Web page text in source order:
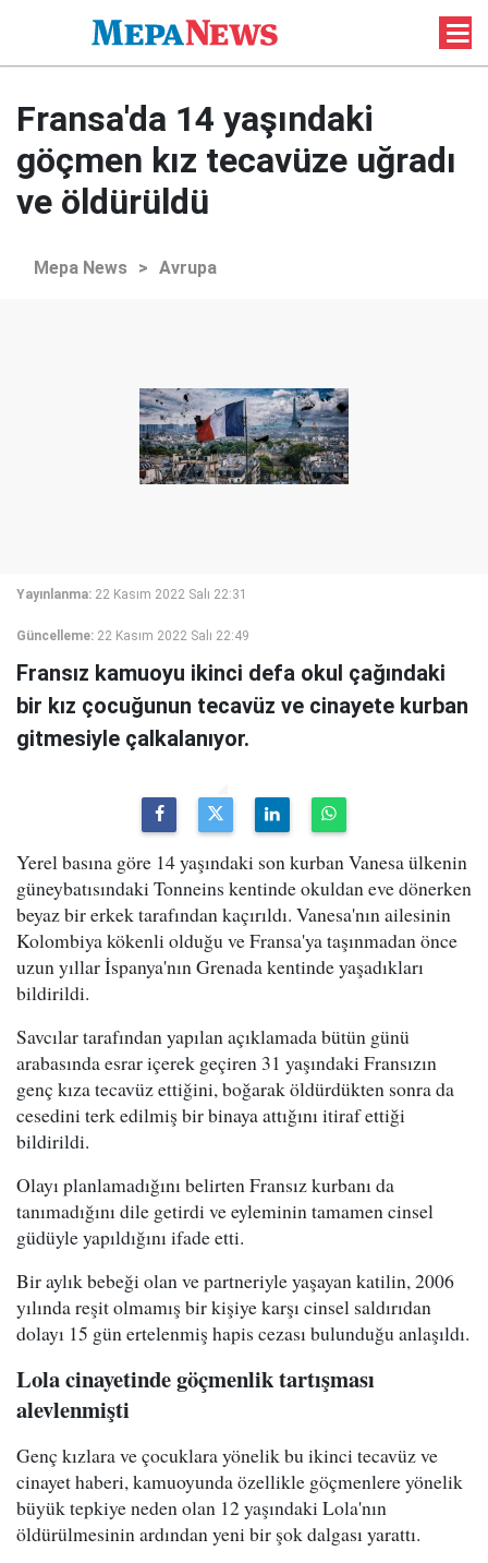
Fransa'da 14 yaşındaki
göçmen kız tecavüze uğradı
ve öldürüldü
Mepa News > Avrupa
Yayınlanma: 22 Kasım 2022 Salı 22:31
Güncelleme: 22 Kasım 2022 Salı 22:49
Fransız kamuoyu ikinci defa okul çağındaki
bir kız çocuğunun tecavüz ve cinayete kurban
gitmesiyle çalkalanıyor.
Yerel basına göre 14 yaşındaki son kurban Vanesa ülkenin
güneybatısındaki Tonneins kentinde okuldan eve dönerken
beyaz bir erkek tarafından kaçırıldı. Vanesa'nın ailesinin
Kolombiya kökenli olduğu ve Fransa'ya taşınmadan önce
uzun yıllar İspanya'nın Grenada kentinde yaşadıkları
bildirildi.
Savcılar tarafından yapılan açıklamada bütün günü
arabasında esrar içerek geçiren 31 yaşındaki Fransızın
genç kıza tecavüz ettiğini, boğarak öldürdükten sonra da
cesedini terk edilmiş bir binaya attığını itiraf ettiği
bildirildi.
Olayı planlamadığını belirten Fransız kurbanı da
tanımadığını dile getirdi ve eyleminin tamamen cinsel
güdüyle yapıldığını ifade etti.
Bir aylık bebeği olan ve partneriyle yaşayan katilin, 2006
yılında reşit olmamış bir kişiye karşı cinsel saldırıdan
dolayı 15 gün ertelenmiş hapis cezası bulunduğu anlaşıldı.
Lola cinayetinde göçmenlik tartışması
alevlenmişti
Genç kızlara ve çocuklara yönelik bu ikinci tecavüz ve
cinayet haberi, kamuoyunda özellikle göçmenlere yönelik
büyük tepkiye neden olan 12 yaşındaki Lola'nın
öldürülmesinin ardından yeni bir şok dalgası yarattı.